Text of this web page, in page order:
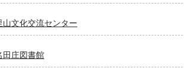
山文化交流センター
田庄図書館